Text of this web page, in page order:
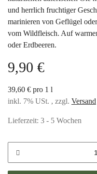
und herrlich fruchtiger
marinieren von Geflügel
vom Wildfleisch. Auf
oder Erdbeeren.
9,90 €
39,60 € pro 1 l
inkl. 7% USt. , zzgl. Versand
Lieferzeit: 3 - 5 Wochen